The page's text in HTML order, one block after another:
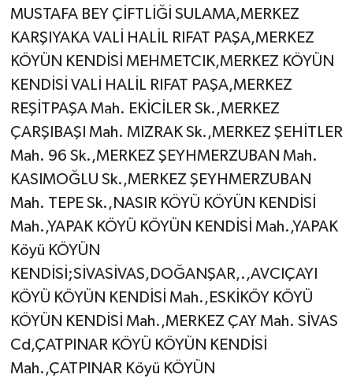
MUSTAFA BEY ÇİFTLİĞİ SULAMA,MERKEZ
KARŞIYAKA VALİ HALİL RIFAT PAŞA,MERKEZ
KÖYÜN KENDİSİ MEHMETCIK,MERKEZ KÖYÜN
KENDİSİ VALİ HALİL RIFAT PAŞA,MERKEZ
REŞİTPAŞA Mah. EKİCİLER Sk.,MERKEZ
ÇARŞIBAŞI Mah. MIZRAK Sk.,MERKEZ ŞEHİTLER
Mah. 96 Sk.,MERKEZ ŞEYHMERZUBAN Mah.
KASIMOĞLU Sk.,MERKEZ ŞEYHMERZUBAN
Mah. TEPE Sk.,NASIR KÖYÜ KÖYÜN KENDİSİ
Mah.,YAPAK KÖYÜ KÖYÜN KENDİSİ Mah.,YAPAK
Köyü KÖYÜN
KENDİSİ;SİVASİVAS,DOĞANŞAR,.,AVCIÇAYI
KÖYÜ KÖYÜN KENDİSİ Mah.,ESKİKÖY KÖYÜ
KÖYÜN KENDİSİ Mah.,MERKEZ ÇAY Mah. SİVAS
Cd,ÇATPINAR KÖYÜ KÖYÜN KENDİSİ
Mah.,ÇATPINAR Köyü KÖYÜN